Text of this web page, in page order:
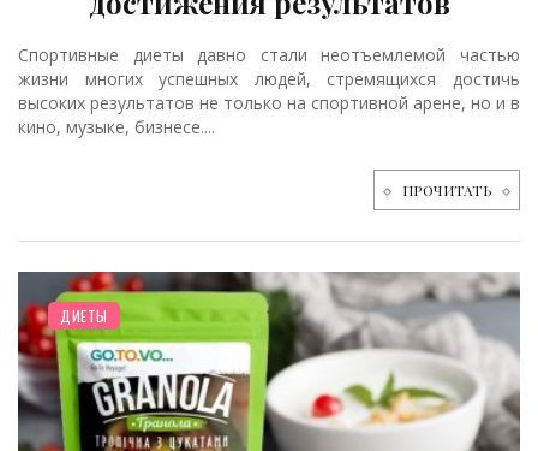
Спортивные диеты давно стали неотъемлемой частью
жизни многих успешных людей, стремящихся достичь
высоких результатов не только на спортивной арене, но и в
кино, музыке, бизнесе....
ПРОЧИТАТЬ
ДИЕТЫ